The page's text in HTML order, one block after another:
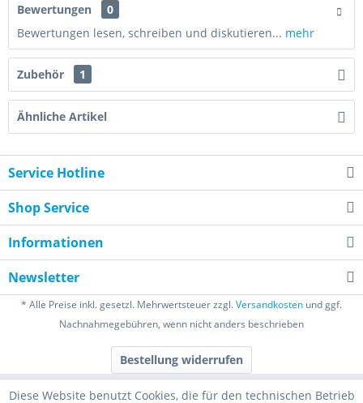
Bewertungen
0
Bewertungen lesen, schreiben und diskutieren... mehr
Zubehör 1
Ähnliche Artikel
Service Hotline
Shop Service
Informationen
Newsletter
* Alle Preise inkl. gesetzl. Mehrwertsteuer zzgl.Versandkosten und ggf.
Nachnahmegebühren, wenn nicht anders beschrieben
Bestellung widerrufen
Diese Website benutzt Cookies, die für den technischen Betrieb